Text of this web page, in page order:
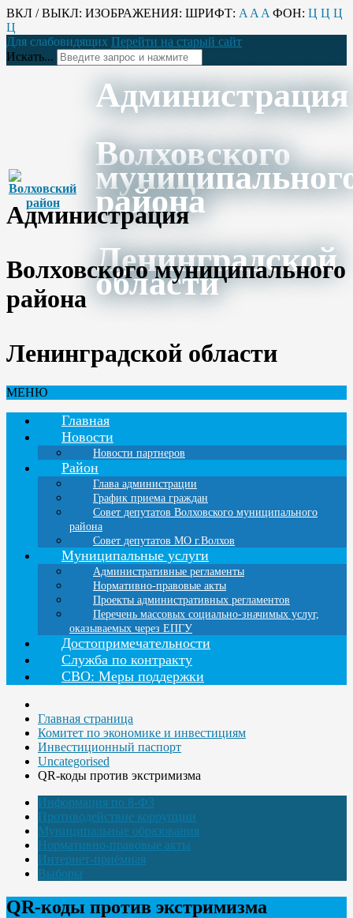
ВКЛ / ВЫКЛ: ИЗОБРАЖЕНИЯ: ШРИФТ: A A A ФОН: Ц Ц Ц
Ц
Для слабовидящих Перейти на старый сайт
Искать...
Администрация
Волховского
района
Ленинградской
области
Администрация
Волховского муниципального
района
Ленинградской области
МЕНЮ
Главная
Новости
Новости партнеров
Район
Глава администрации
График приема граждан
Совет депутатов Волховского муниципального
района
Совет депутатов МО г.Волхов
Муниципальные услуги
Административные регламенты
Нормативно-правовые акты
Проекты административных регламентов
Перечень массовых социально-значимых услуг,
оказываемых через ЕПГУ
Достопримечательности
Служба по контракту
СВО: Меры поддержки
Главная страница
Комитет по экономике и инвестициям
Инвестиционный паспорт
Uncategorised
QR-коды против экстримизма
Информация по 8-ФЗ
Противодействие коррупции
Муниципальные образования
Нормативно-правовые акты
Интернет-приёмная
Выборы
QR-коды против экстримизма